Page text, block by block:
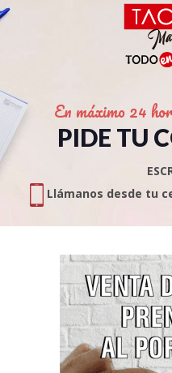
En máximo 24
PIDE TU
Llámanos desde tu